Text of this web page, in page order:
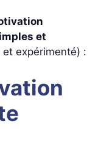
et
expérimenté) :